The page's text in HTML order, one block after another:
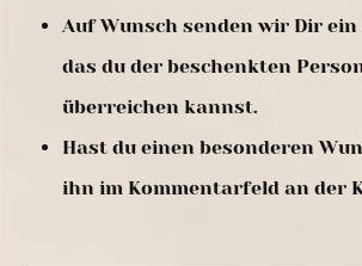
Auf Wunsch senden wir Dir ein
das du der beschenkten
überreichen kannst.
Hast du einen besonderen
ihn im Kommentarfeld an der